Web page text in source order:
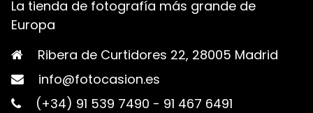
La tienda de fotografía más grande de
Europa
Ribera de Curtidores 22, 28005 Madrid
info@fotocasion.es
(+34) 91 539 7490 - 91 467 6491